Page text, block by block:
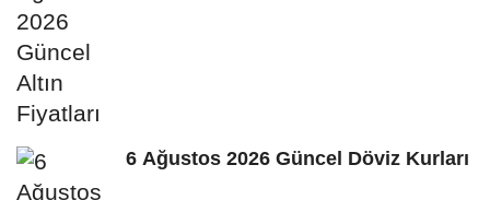
6 Ağustos 2026 Güncel Döviz Kurları